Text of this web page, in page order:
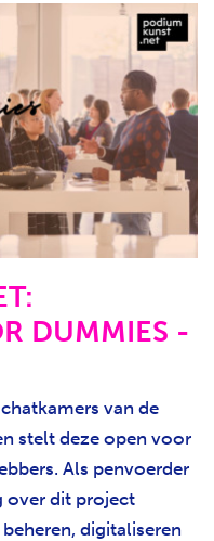
DUMMIES -
van de
stelt deze open voor
Als penvoerder
over dit project
digitaliseren